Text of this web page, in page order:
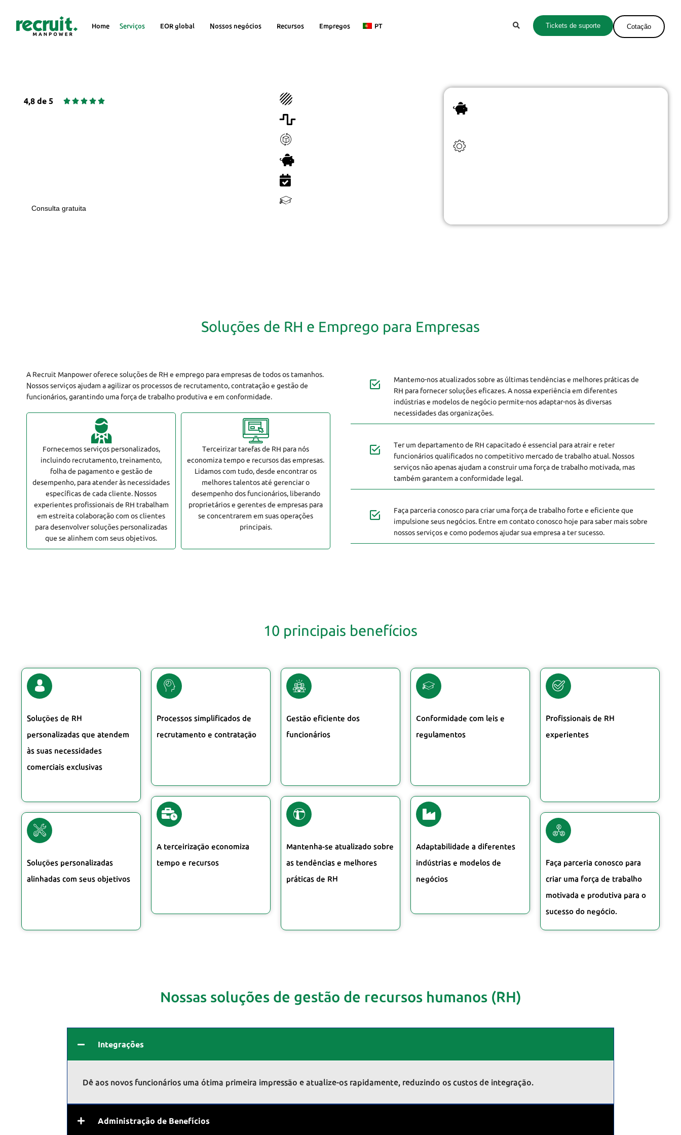
Home Serviços EOR global Nossos negócios Recursos Empregos PT Tickets de suporte Cotação
4,8 de 5     
Consulta gratuita
Soluções de RH e Emprego para Empresas
Soluções de RH e Emprego para Empresas
A Recruit Manpower oferece soluções de RH e emprego para empresas de todos os tamanhos.
Nossos serviços ajudam a agilizar os processos de recrutamento, contratação e gestão de
funcionários, garantindo uma força de trabalho produtiva e em conformidade.
Fornecemos serviços personalizados,
incluindo recrutamento, treinamento,
folha de pagamento e gestão de
desempenho, para atender às necessidades
específicas de cada cliente. Nossos
experientes profissionais de RH trabalham
em estreita colaboração com os clientes
para desenvolver soluções personalizadas
que se alinhem com seus objetivos.
Terceirizar tarefas de RH para nós
economiza tempo e recursos das empresas.
Lidamos com tudo, desde encontrar os
melhores talentos até gerenciar o
desempenho dos funcionários, liberando
proprietários e gerentes de empresas para
se concentrarem em suas operações
principais.
Mantemo-nos atualizados sobre as últimas tendências e melhores práticas de
RH para fornecer soluções eficazes. A nossa experiência em diferentes
indústrias e modelos de negócio permite-nos adaptar-nos às diversas
necessidades das organizações.
Ter um departamento de RH capacitado é essencial para atrair e reter
funcionários qualificados no competitivo mercado de trabalho atual. Nossos
serviços não apenas ajudam a construir uma força de trabalho motivada, mas
também garantem a conformidade legal.
Faça parceria conosco para criar uma força de trabalho forte e eficiente que
impulsione seus negócios. Entre em contato conosco hoje para saber mais sobre
nossos serviços e como podemos ajudar sua empresa a ter sucesso.
10 principais benefícios
10 principais benefícios
Soluções de RH
personalizadas que atendem
às suas necessidades
comerciais exclusivas
Soluções personalizadas
alinhadas com seus objetivos
Processos simplificados de
recrutamento e contratação
A terceirização economiza
tempo e recursos
Gestão eficiente dos
funcionários
Mantenha-se atualizado sobre
as tendências e melhores
práticas de RH
Conformidade com leis e
regulamentos
Adaptabilidade a diferentes
indústrias e modelos de
negócios
Profissionais de RH
experientes
Faça parceria conosco para
criar uma força de trabalho
motivada e produtiva para o
sucesso do negócio.
Nossas soluções de gestão de recursos humanos (RH)
Integrações
Dê aos novos funcionários uma ótima primeira impressão e atualize-os rapidamente, reduzindo os custos de integração.
Administração de Benefícios